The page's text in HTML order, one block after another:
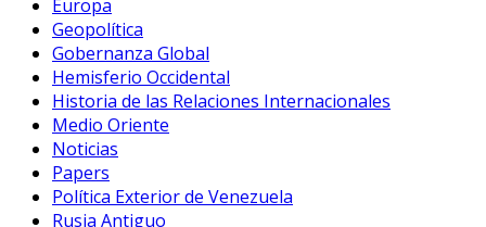
Europa
Geopolítica
Gobernanza Global
Hemisferio Occidental
Historia de las Relaciones Internacionales
Medio Oriente
Noticias
Papers
Política Exterior de Venezuela
Rusia Antiguo